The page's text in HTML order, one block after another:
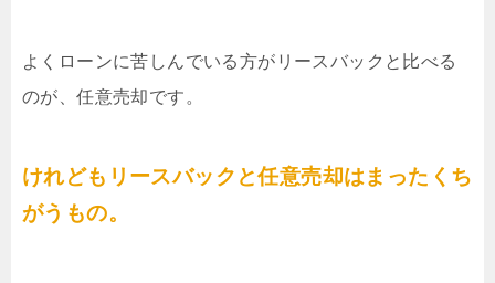
よくローンに苦しんでいる方がリースバックと比べる
のが、任意売却です。
けれどもリースバックと任意売却はまったくち
がうもの。